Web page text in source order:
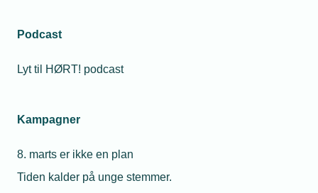
Podcast
Lyt til HØRT! podcast
Kampagner
8. marts er ikke en plan
Tiden kalder på unge stemmer.
Politik & analyse